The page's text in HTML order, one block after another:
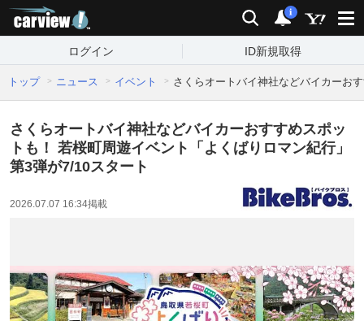
検索 通知
i
ログイン ID新規取得
トップ ニュース イベント さくらオートバイ神社などバイカーお
さくらオートバイ神社などバイカーおすすめスポッ
トも！ 若桜町周遊イベント「よくばりロマン紀行」
第3弾が7/10スタート
2026.07.07 16:34掲載